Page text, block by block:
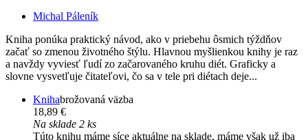
Michal Páleník
Kniha ponúka praktický návod, ako v priebehu ôsmich týždňov
začať so zmenou životného štýlu. Hlavnou myšlienkou knihy je raz
a navždy vyviesť ľudí zo začarovaného kruhu diét. Graficky a
slovne vysvetľuje čitateľovi, čo sa v tele pri diétach deje...
Knihabrožovaná väzba
18,89 €
Na sklade 2 ks
Túto knihu máme síce aktuálne na sklade, máme však už iba